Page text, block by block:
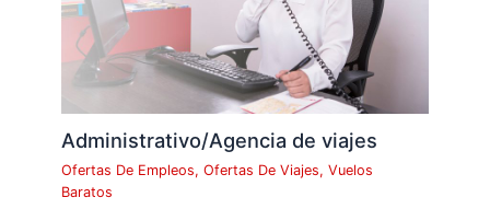
Administrativo/Agencia de viajes
Ofertas De Empleos,Ofertas De Viajes,Vuelos
Baratos